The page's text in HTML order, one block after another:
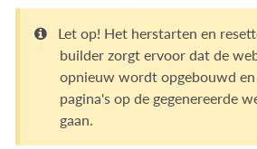
Let op! Het herstarten en
builder zorgt ervoor dat de
opnieuw wordt opgebouwd en
pagina's op de gegenereerde
gaan.